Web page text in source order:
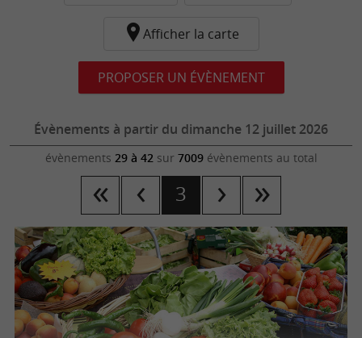
Afficher la carte
PROPOSER UN ÉVÈNEMENT
Évènements à partir du dimanche 12 juillet 2026
évènements 29 à 42sur 7009évènements au total
3